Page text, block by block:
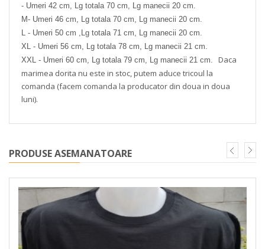
- Umeri 42 cm, Lg totala 70 cm, Lg manecii 20 cm.
M- Umeri 46 cm, Lg totala 70 cm, Lg manecii 20 cm.
L - Umeri 50 cm ,Lg totala 71 cm, Lg manecii 20 cm.
XL - Umeri 56 cm, Lg totala 78 cm, Lg manecii 21 cm.
XXL - Umeri 60 cm, Lg totala 79 cm, Lg manecii 21 cm.
Daca
marimea dorita nu este in stoc, putem aduce tricoul la
comanda (facem comanda la producator din doua in doua
luni).
PRODUSE ASEMANATOARE